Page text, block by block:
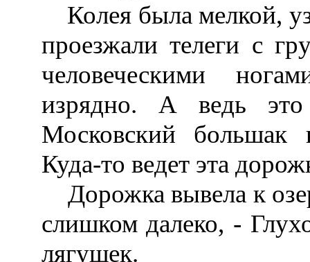
Колея была мелкой,
проезжали телеги с
человеческими
изрядно. А ведь
Московский большак
Куда-то ведет эта
Дорожка вывела к
слишком далеко, -
лягушек.